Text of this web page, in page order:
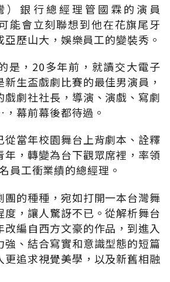
）銀行總經理管國霖的演員
能會立刻聯想到他在花旗尾牙
亞歷山大，娛樂員工的變裝秀。
是，20多年前，就讀交大電子
生盃戲劇比賽的最佳男演員，
戲劇社社長，導演、演戲、寫劇
幕前幕後都待過。
從當年校園舞台上背劇本、詮釋
年，轉變為台下觀眾席裡，率領
員工衝業績的總經理。
團的種種，宛如打開一本台灣舞
度，讓人驚訝不已。從解析舞台
改編自西方文豪的作品，到進入
強、結合寫實和意識型態的短篇
更追求視覺美學，以及新舊相融